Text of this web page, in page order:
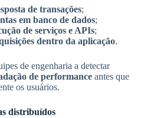
de transações;
em banco de dados;
de serviços e APIs;
dentro da aplicação.
de engenharia a detectar
de performance antes que
os usuários.
distribuídos